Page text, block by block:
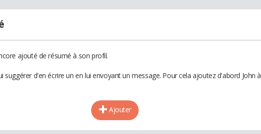
ajouté de résumé à son profil.
suggérer d'en écrire un en lui envoyant un message. Pour cela ajoutez d'abord John à
Ajouter